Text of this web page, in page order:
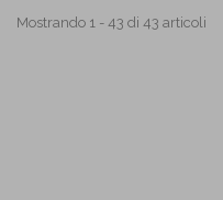
Mostrando 1 - 43 di 43 articoli